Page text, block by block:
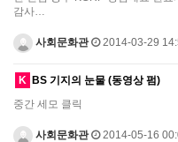
감사…
사회문화관 2014-03-29
K BS 기지의 눈물 (동영상 펌)
중간 세모 클릭
사회문화관 2014-05-16